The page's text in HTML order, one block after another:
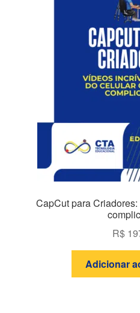
CapCut para
R$
Adicionar